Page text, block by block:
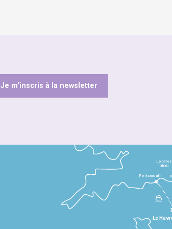
Je m'inscris à la newsletter
Le
Londres
3h30
Portsmouth